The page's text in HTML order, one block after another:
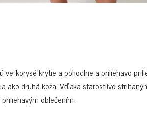
veľkorysé krytie a pohodlne a priliehavo
ako druhá koža. Vďaka starostlivo
oblečením.